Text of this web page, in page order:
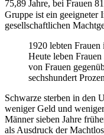
75,89 Jahre, bei Frauen
Gruppe ist ein
gesellschaftlichen
1920 lebten
Heute leben
von Frauen
sechshundert
Schwarze sterben in den
weniger Geld und
Männer sieben Jahre
als Ausdruck der